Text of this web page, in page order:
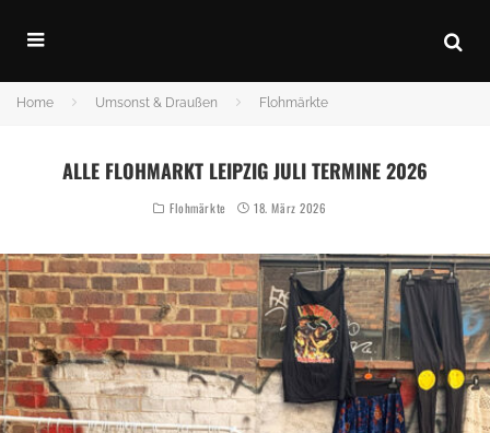
Home Umsonst & Draußen Flohmärkte
ALLE FLOHMARKT LEIPZIG JULI TERMINE 2026
Flohmärkte 18. März 2026